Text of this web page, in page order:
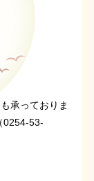
承っておりま
0254-53-